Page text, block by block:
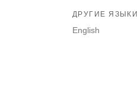
ДРУГИЕ ЯЗЫКИ
English